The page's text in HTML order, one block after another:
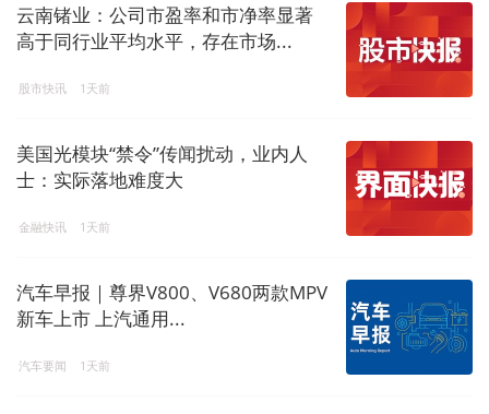
云南锗业：公司市盈率和市净率显著
高于同行业平均水平，存在市场...
股市快讯 1天前
美国光模块“禁令”传闻扰动，业内人
士：实际落地难度大
金融快讯 1天前
汽车早报｜尊界V800、V680两款MPV
新车上市 上汽通用...
汽车要闻 1天前